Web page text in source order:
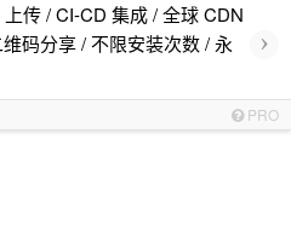
传 / CI-CD 集成 / 全球 CDN
码分享 / 不限安装次数 / 永
›
PRO